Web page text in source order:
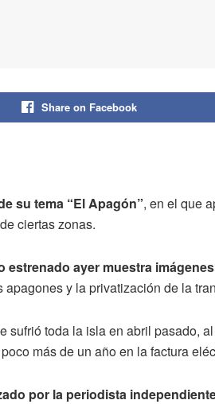
Share on Facebook
su tema “El Apagón”, en el que
ciertas zonas.
estrenado ayer muestra
y la privatización de la
sufrió toda la isla en abril pasado,
más de un año en la factura
por la periodista